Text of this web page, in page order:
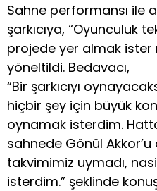
Sahne performansı ile
şarkıcıya, “Oyunculuk
projede yer almak ister
yöneltildi. Bedavacı,
“Bir şarkıcıyı
hiçbir şey için büyük
oynamak isterdim.
sahnede Gönül
takvimimiz uymadı,
isterdim.” şeklinde